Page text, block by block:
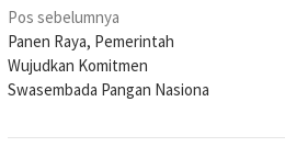
Navigasi
pos
Pos sebelumnya
Panen Raya, Pemerintah
Wujudkan Komitmen
Swasembada Pangan Nasiona